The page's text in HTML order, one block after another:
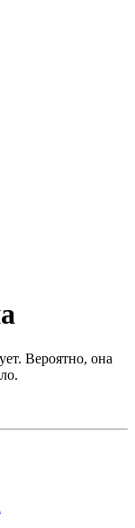
Вероятно, она